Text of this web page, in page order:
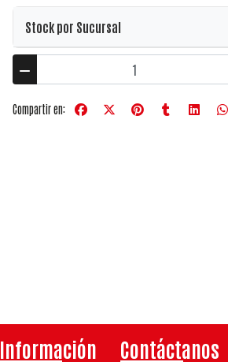
Stock por Sucursal
Compartir en:
Información Contáctanos